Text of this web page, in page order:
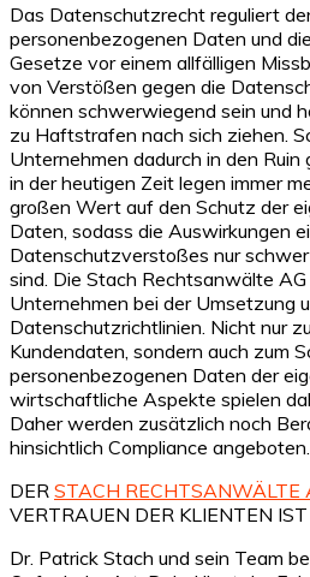
Das Datenschutzrecht reguliert
personenbezogenen Daten und
Gesetze vor einem allfälligen
von Verstößen gegen die
können schwerwiegend sein und
zu Haftstrafen nach sich ziehen.
Unternehmen dadurch in den
in der heutigen Zeit legen immer
großen Wert auf den Schutz der
Daten, sodass die Auswirkungen
Datenschutzverstoßes nur
sind. Die Stach Rechtsanwälte
Unternehmen bei der Umsetzung
Datenschutzrichtlinien. Nicht nur
Kundendaten, sondern auch zum
personenbezogenen Daten der
wirtschaftliche Aspekte spielen
Daher werden zusätzlich noch
hinsichtlich Compliance angeboten.
DER STACH RECHTSANWÄLTE
VERTRAUEN DER KLIENTEN
Dr. Patrick Stach und sein Team